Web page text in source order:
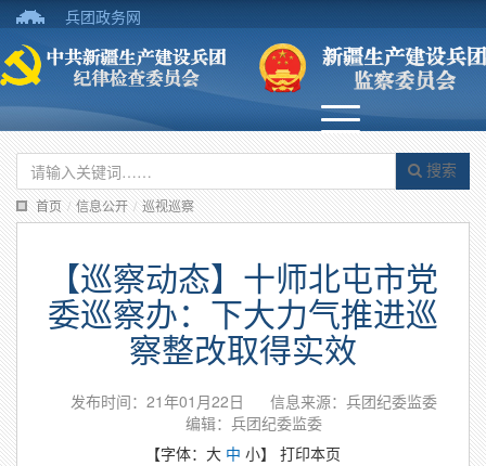
兵团政务网
搜索
首页 / 信息公开 / 巡视巡察
【巡察动态】十师北屯市党
委巡察办：下大力气推进巡
察整改取得实效
发布时间：21年01月22日
信息来源：兵团纪委监委
编辑：兵团纪委监委
【字体： 大 中 小】 打印本页